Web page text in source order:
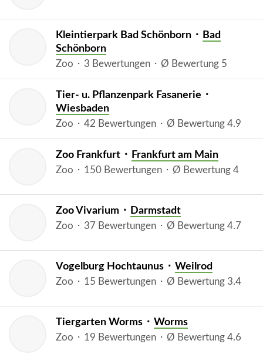
Kleintierpark Bad Schönborn ⬝ Bad
Schönborn
Zoo ⬝ 3 Bewertungen ⬝ Ø Bewertung 5
Tier- u. Pflanzenpark Fasanerie ⬝
Wiesbaden
Zoo ⬝ 42 Bewertungen ⬝ Ø Bewertung 4.9
Zoo Frankfurt ⬝ Frankfurt am Main
Zoo ⬝ 150 Bewertungen ⬝ Ø Bewertung 4
Zoo Vivarium ⬝ Darmstadt
Zoo ⬝ 37 Bewertungen ⬝ Ø Bewertung 4.7
Vogelburg Hochtaunus ⬝ Weilrod
Zoo ⬝ 15 Bewertungen ⬝ Ø Bewertung 3.4
Tiergarten Worms ⬝ Worms
Zoo ⬝ 19 Bewertungen ⬝ Ø Bewertung 4.6